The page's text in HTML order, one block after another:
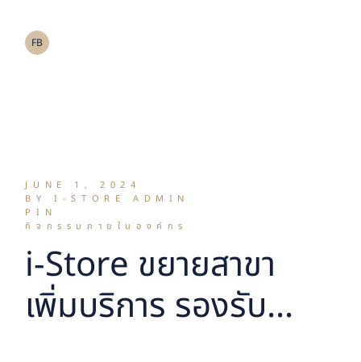
FB
JUNE 1, 2024
BY I-STORE ADMIN
PIN
กิจกรรมภายในองค์กร
i-Store ขยายสาขา
เพิ่มบริการ รองรับ